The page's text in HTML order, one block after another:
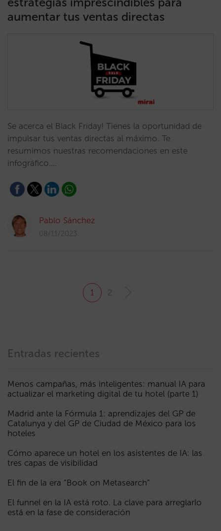
aumentar tus ventas directas
Se acerca el Black Friday! Tienes la oportunidad de
impulsar tus ventas directas al máximo. Te
resumimos nuestras recomendaciones en este
infográfico.…
Pablo Sánchez
08/11/2023
1 2
Entradas recientes
Menos campañas, más inteligentes: manual IA para
actualizar el marketing digital de tu hotel (parte 1)
Madrid ante la Fórmula 1: aprendizajes del GP de
Catalunya y del GP de Ciudad de México para los
hoteles
Cómo aparece un hotel en los asistentes de IA: las
tres capas de visibilidad
El fin de la era “Book on Metasearch”
El funnel en la IA está roto. La clave para arreglarlo
está en la fase de consideración